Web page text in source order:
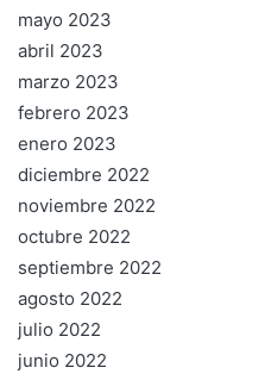
mayo 2023
abril 2023
marzo 2023
febrero 2023
enero 2023
diciembre 2022
noviembre 2022
octubre 2022
septiembre 2022
agosto 2022
julio 2022
junio 2022